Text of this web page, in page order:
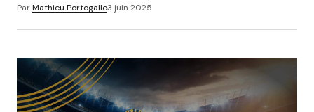
ParMathieu Portogallo3 juin 2025